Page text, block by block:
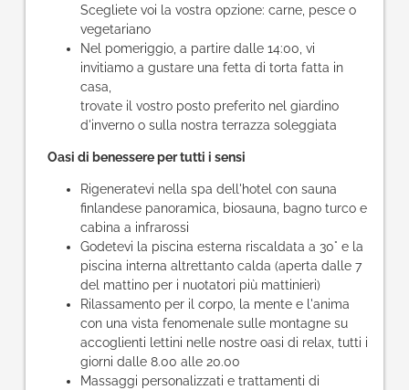
Scegliete voi la vostra opzione: carne, pesce o
vegetariano
Nel pomeriggio, a partire dalle 14:00, vi
invitiamo a gustare una fetta di torta fatta in
casa,
trovate il vostro posto preferito nel giardino
d'inverno o sulla nostra terrazza soleggiata
Oasi di benessere per tutti i sensi
Rigeneratevi nella spa dell'hotel con sauna
finlandese panoramica, biosauna, bagno turco e
cabina a infrarossi
Godetevi la piscina esterna riscaldata a 30° e la
piscina interna altrettanto calda (aperta dalle 7
del mattino per i nuotatori più mattinieri)
Rilassamento per il corpo, la mente e l'anima
con una vista fenomenale sulle montagne su
accoglienti lettini nelle nostre oasi di relax, tutti i
giorni dalle 8.00 alle 20.00
Massaggi personalizzati e trattamenti di